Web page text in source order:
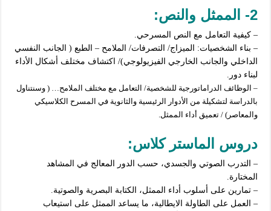
2- الممثل والنص:
– كيفية التعامل مع النص المسرحي.
– بناء الشخصيات: الميزاج/ التصرفات/ الملامح – الطبع ( الجانب النفسي
الداخلي والجانب الخارجي الفيزيولوجي)/ اكتشاف مختلف أشكال الأداء
لبناء دور.
– الوظائف الدراماتورجية للشخصية/ التعامل مع مختلف الملامح… ( وسنتناول
بالدراسة لتشكيلة من الأدوار الرئيسية والثانوية في المسرح الكلاسيكي
والمعاصر) / تعميق أداء الممثل.
دروس الماستر كلاس:
– التدرب الصوتي والجسدي، حسب الدور المعالج في المشاهد
المختارة.
– تمارين على أسلوب أداء الممثل، الكتابة البصرية والصوتية.
– العمل على الطاولة الايطالية، ما يساعد الممثل على استيعاب